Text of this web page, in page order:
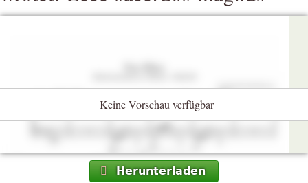
Keine Vorschau verfügbar
Herunterladen